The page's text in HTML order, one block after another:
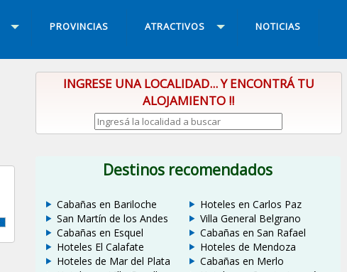
PROVINCIAS ATRACTIVOS NOTICIAS
INGRESE UNA LOCALIDAD... Y ENCONTRÁ TU
ALOJAMIENTO !!
Destinos recomendados
Cabañas en Bariloche
San Martín de los Andes
Cabañas en Esquel
Hoteles El Calafate
Hoteles de Mar del Plata
Hoteles en Carlos Paz
Villa General Belgrano
Cabañas en San Rafael
Hoteles de Mendoza
Cabañas en Merlo